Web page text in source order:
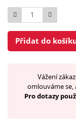
Počet
Přidat do
Vážení
omlouváme se,
Pro dotazy